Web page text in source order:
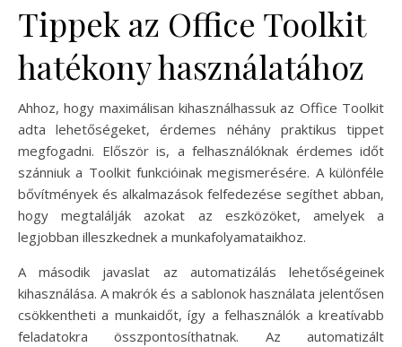
Tippek az Office Toolkit
hatékony használatához
Ahhoz, hogy maximálisan kihasználhassuk az Office Toolkit
adta lehetőségeket, érdemes néhány praktikus tippet
megfogadni. Először is, a felhasználóknak érdemes időt
szánniuk a Toolkit funkcióinak megismerésére. A különféle
bővítmények és alkalmazások felfedezése segíthet abban,
hogy megtalálják azokat az eszközöket, amelyek a
legjobban illeszkednek a munkafolyamataikhoz.
A második javaslat az automatizálás lehetőségeinek
kihasználása. A makrók és a sablonok használata jelentősen
csökkentheti a munkaidőt, így a felhasználók a kreatívabb
feladatokra összpontosíthatnak. Az automatizált